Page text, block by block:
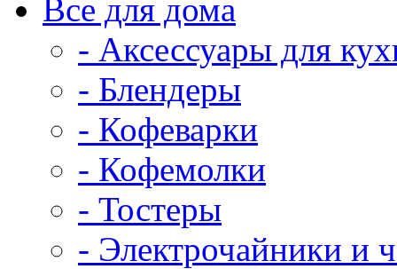
Все для дома
- Аксессуары для
- Блендеры
- Кофеварки
- Кофемолки
- Тостеры
- Электрочайники и